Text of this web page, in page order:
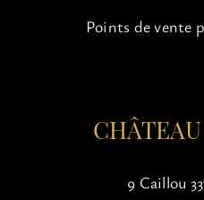
Points de vente
9 Caillou